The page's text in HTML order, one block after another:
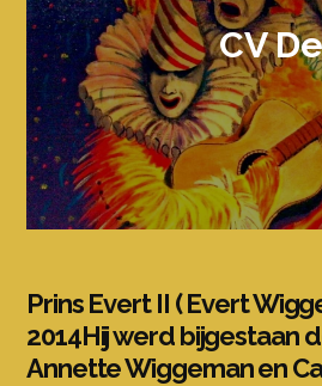
CV
Prins Evert II ( Evert
2014Hij werd bijgestaan
Annette Wiggeman en